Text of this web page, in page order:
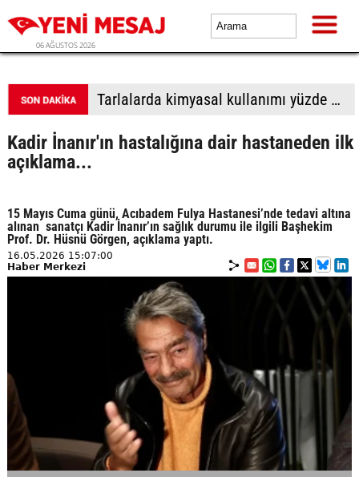
06 AĞUSTOS 2026
Tarlalarda kimyasal kullanımı yüzde 90 azalıyor
Kadir İnanır'ın hastalığına dair hastaneden ilk
açıklama...
15 Mayıs Cuma günü, Acıbadem Fulya Hastanesi’nde tedavi altına
alınan sanatçı Kadir İnanır’ın sağlık durumu ile ilgili Başhekim
Prof. Dr. Hüsnü Görgen, açıklama yaptı.
16.05.2026 15:07:00
Haber Merkezi